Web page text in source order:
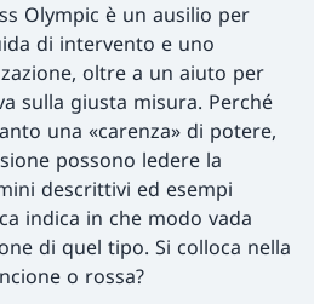
Olympic è un ausilio per
di intervento e uno
oltre a un aiuto per
sulla giusta misura. Perché
una «carenza» di potere,
possono ledere la
descrittivi ed esempi
indica in che modo vada
di quel tipo. Si colloca nella
o rossa?